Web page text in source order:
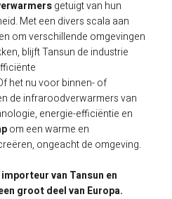
getuigt van hun
Met een divers scala aan
om verschillende omgevingen
blijft Tansun de industrie
het nu voor binnen- of
de infraroodverwarmers van
energie-efficiëntie en
om een warme en
ongeacht de omgeving.
van Tansun en
groot deel van Europa.